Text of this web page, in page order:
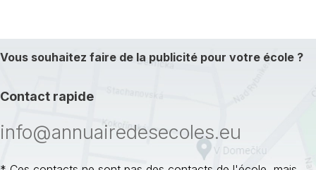
Vous souhaitez faire de la publicité pour votre école ?
Contact rapide
info@annuairedesecoles.eu